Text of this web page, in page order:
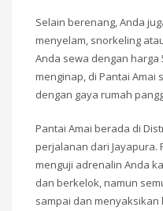
Selain berenang, Anda
menyelam, snorkeling
Anda sewa dengan harga
menginap, di Pantai
dengan gaya rumah
Pantai Amai berada di
perjalanan dari Jayapura.
menguji adrenalin Anda
dan berkelok, namun
sampai dan menyaksikan